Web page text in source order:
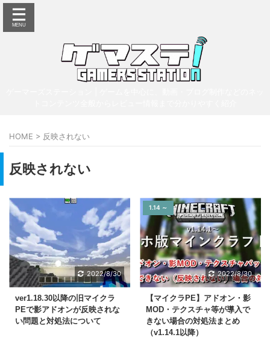
HOME > 反映されない
反映されない
2022/8/30
ver1.18.30以降の旧マイクラ
PEで影アドオンが反映されな
い問題と対処法について
1.14 ～
2022/8/30
【マイクラPE】アドオン・影
MOD・テクスチャ等が導入で
きない場合の対処法まとめ
（v1.14.1以降）